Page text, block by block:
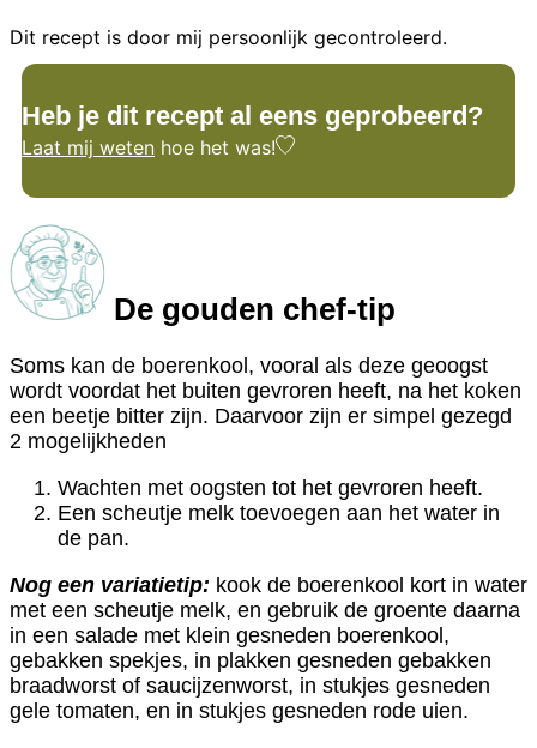
Dit recept is door mij persoonlijk gecontroleerd.
Heb je dit recept al eens geprobeerd?
Laat mij weten hoe het was!
De gouden chef-tip
Soms kan de boerenkool, vooral als deze geoogst
wordt voordat het buiten gevroren heeft, na het koken
een beetje bitter zijn. Daarvoor zijn er simpel gezegd
2 mogelijkheden
Wachten met oogsten tot het gevroren heeft.
Een scheutje melk toevoegen aan het water in
de pan.
Nog een variatietip: kook de boerenkool kort in water
met een scheutje melk, en gebruik de groente daarna
in een salade met klein gesneden boerenkool,
gebakken spekjes, in plakken gesneden gebakken
braadworst of saucijzenworst, in stukjes gesneden
gele tomaten, en in stukjes gesneden rode uien.